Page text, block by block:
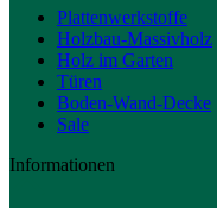
Plattenwerkstoffe
Holzbau-Massivholz
Holz im Garten
Türen
Boden-Wand-Decke
Sale
Informationen